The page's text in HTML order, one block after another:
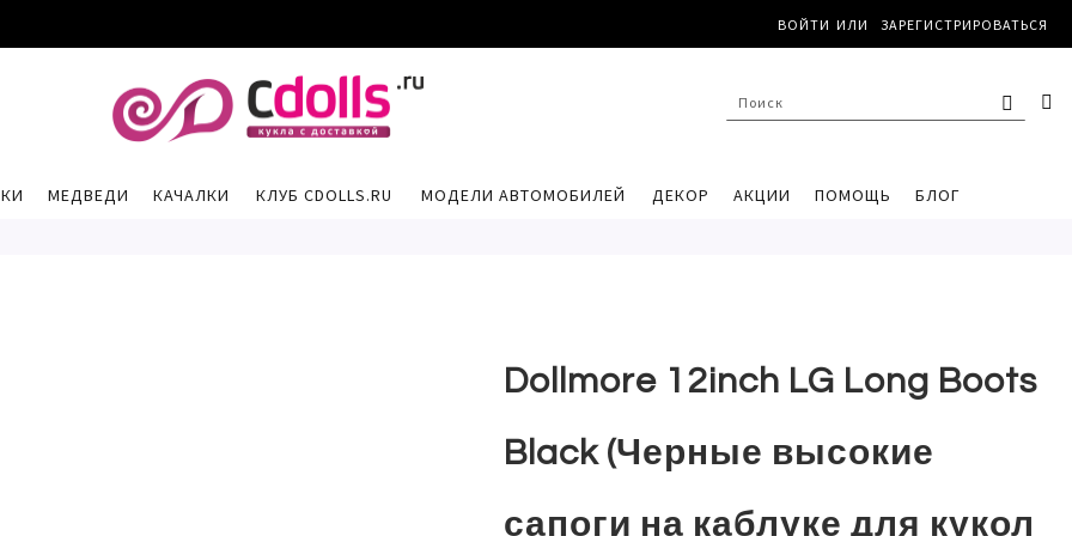
ВОЙТИ ЗАРЕГИСТРИРОВАТЬСЯ
ПОИСК
МЕДВЕДИ КАЧАЛКИ КЛУБ CDOLLS.RU МОДЕЛИ АВТОМОБИЛЕЙ ДЕКОР АКЦИИ ПОМОЩЬ БЛОГ
Dollmore 12inch LG Long Boots
Black (Черные высокие
сапоги на каблуке для кукол